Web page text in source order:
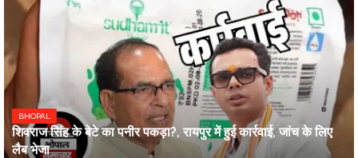
BHOPAL
शिवराज सिंह के बेटे का पनीर पकड़ा?, रायपुर में हुई कार्रवाई, जांच के लिए
लैब भेजा